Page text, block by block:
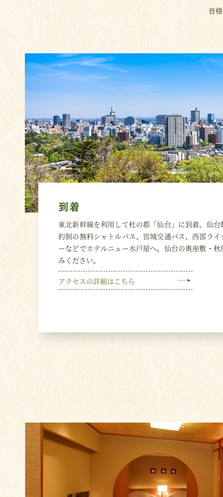
皆
到着
東北新幹線を利用して杜の都「仙台」に到着。仙
約制の無料シャトルバス、宮城交通バス、西部ラ
ーなどでホテルニュー水戸屋へ。仙台の奥座敷・
みください。
アクセスの詳細はこちら